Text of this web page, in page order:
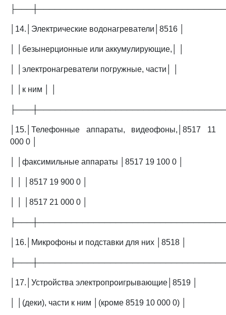
│14.│Электрические водонагреватели│8516 │
│ │безынерционные или аккумулирующие,│ │
│ │электронагреватели погружные, части│ │
│ │к ним │ │
│15.│Телефонные аппараты, видеофоны,│8517 11
000 0 │
│ │факсимильные аппараты │8517 19 100 0 │
│ │ │8517 19 900 0 │
│ │ │8517 21 000 0 │
│16.│Микрофоны и подставки для них │8518 │
│17.│Устройства электропроигрывающие│8519 │
│ │(деки), части к ним │(кроме 8519 10 000 0) │